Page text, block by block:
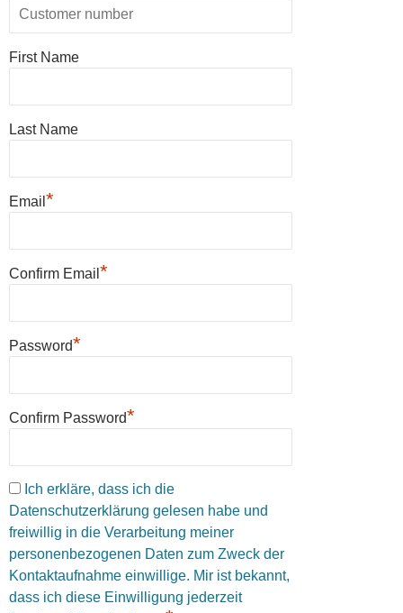
First Name
Last Name
Email *
Confirm Email *
Password*
Confirm Password*
Ich erkläre, dass ich die
Datenschutzerklärung gelesen habe und
freiwillig in die Verarbeitung meiner
personenbezogenen Daten zum Zweck der
Kontaktaufnahme einwillige. Mir ist bekannt,
dass ich diese Einwilligung jederzeit